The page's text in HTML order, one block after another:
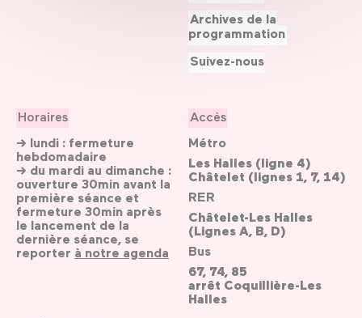
Horaires
→ lundi : fermeture
hebdomadaire
→ du mardi au dimanche :
ouverture 30min avant la
première séance et
fermeture 30min après
le lancement de la
dernière séance, se
reporter à notre agenda
Accès
Métro
Les Halles (ligne 4)
Châtelet (lignes 1, 7, 14)
RER
Châtelet-Les Halles
(Lignes A, B, D)
Bus
67, 74, 85
arrêt Coquillière-Les
Halles
Archives de la
programmation
Suivez-nous